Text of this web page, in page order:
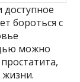
бороться с
можно
жизни.